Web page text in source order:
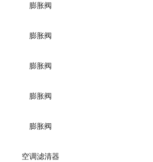
膨胀阀
膨胀阀
膨胀阀
膨胀阀
膨胀阀
空调滤清器